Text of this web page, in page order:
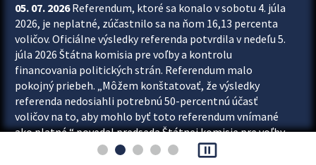
05. 07. 2026Referendum, ktoré sa konalo v sobotu 4. júla
2026, je neplatné, zúčastnilo sa na ňom 16,13 percenta
voličov. Oficiálne výsledky referenda potvrdila v nedeľu 5.
júla 2026 Štátna komisia pre voľby a kontrolu
financovania politických strán. Referendum malo
pokojný priebeh. „Môžem konštatovať, že výsledky
referenda nedosiahli potrebnú 50-percentnú účasť
voličov na to, aby mohlo byť toto referendum vnímané
ako platné,“ povedal predseda Štátnej komisie pre voľby
a kontrolu financovania politických...
pause_presentation